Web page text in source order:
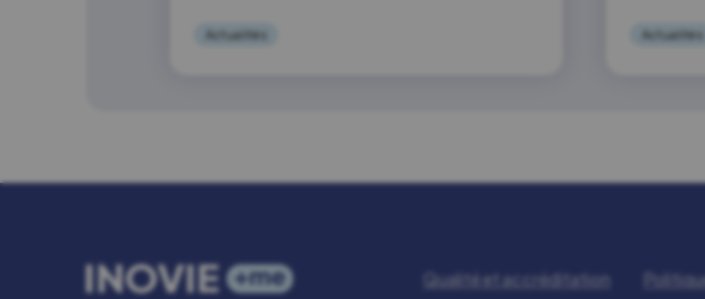
Actualités Actualités
Qualité et accréditation